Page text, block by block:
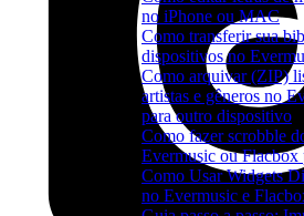
no iPhone ou MAC
Como transferir sua
dispositivos no
Como arquivar (ZIP)
artistas e gêneros no
para outro dispositivo
Como fazer scrobble
Evermusic ou Flacbox
Como Usar Widgets
no Evermusic e